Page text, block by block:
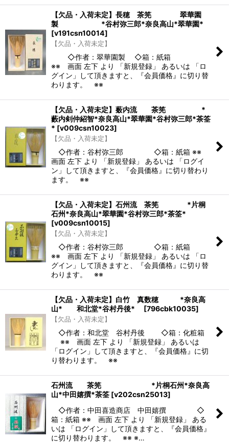
【欠品・入荷未定】長穂 茶筅 翠華園
製 *谷村弥三郎*奈良高山*翠華園*
[v191csn10014]
【欠品・入荷未定】
◇作者：翠華園製 ◇箱：紙箱
※※ 画面 左下 より 「新規登録」 あるいは 「ロ
グイン」して頂きますと、『会員価格』に切り替
わります。 ※※
【欠品・入荷未定】薮内流 茶筅 *
藪内剣仲紹智*奈良高山*翠華園*谷村弥三郎*茶筌
* [v009csn10023]
【欠品・入荷未定】
◇作者：谷村弥三郎 ◇箱：紙箱 ※※
画面 左下 より 「新規登録」 あるいは 「ログイ
ン」して頂きますと、『会員価格』に切り替わり
ます。 ※※
【欠品・入荷未定】石州流 茶筅 *片桐
石州*奈良高山*翠華園*谷村弥三郎*茶筌*
[v009csn10015]
【欠品・入荷未定】
◇作者：谷村弥三郎 ◇箱：紙箱
※※ 画面 左下 より 「新規登録」 あるいは 「ロ
グイン」して頂きますと、『会員価格』に切り替
わります。 ※※
【欠品・入荷未定】白竹 真数穂 *奈良高
山* 和北堂*谷村丹後*
[796cbk10035]
【欠品・入荷未定】
◇作者：和北堂 谷村丹後 ◇箱：化粧箱
※※ 画面 左下 より 「新規登録」 あるいは
「ログイン」して頂きますと、『会員価格』に切
り替わります。 ※※
石州流 茶筅 *片桐石州*奈良高
山*中田嬉撰*茶筌 [v202csn25013]
◇作者：中田喜造商店 中田嬉撰 ◇
箱：紙箱 ※※ 画面 左下 より 「新規登録」 ある
いは 「ログイン」して頂きますと、『会員価格』
に切り替わります。 ※※ ※…